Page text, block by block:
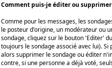
Comment puis-je éditer ou supprimer
Comme pour les messages, les
le posteur d'origine, un modérateur ou
sondage, cliquez sur le bouton 'Editer'
toujours le sondage associé avec lui).
alors supprimer le sondage ou éditer
contre, si une personne a déjà voté,